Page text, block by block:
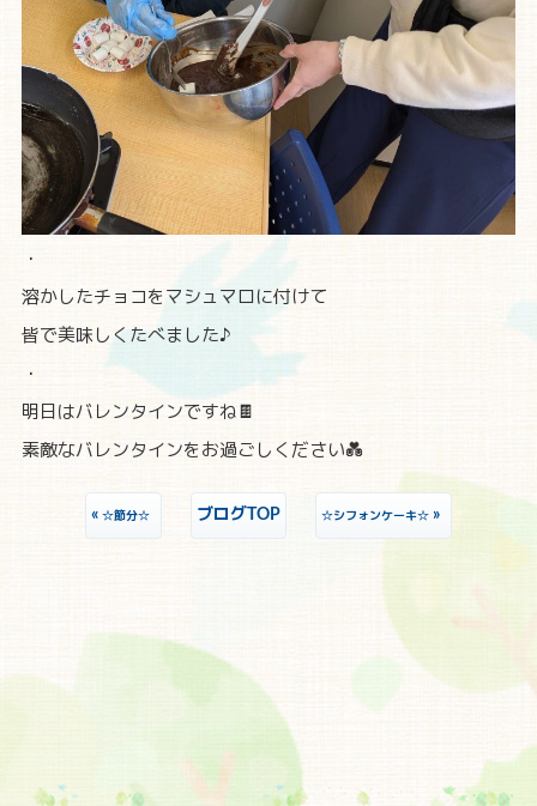
・
溶かしたチョコをマシュマロに付けて
皆で美味しくたべました♪
・
明日はバレンタインですね🍫
素敵なバレンタインをお過ごしください💑
« ☆節分☆ ブログTOP ☆シフォンケーキ☆ »